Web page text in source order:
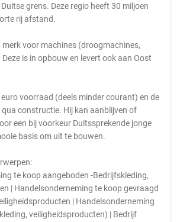
grens. Deze regio heeft 30 miljoen
rij afstand.
merk voor machines (droogmachines,
is in opbouw en levert ook aan Oost
voorraad (deels minder courant) en de
qua constructie. Hij kan aanblijven of
een bij voorkeur Duitssprekende jonge
basis om uit te bouwen.
te koop aangeboden -Bedrijfskleding,
| Handelsonderneming te koop gevraagd
| Handelsonderneming
veiligheidsproducten) | Bedrijf